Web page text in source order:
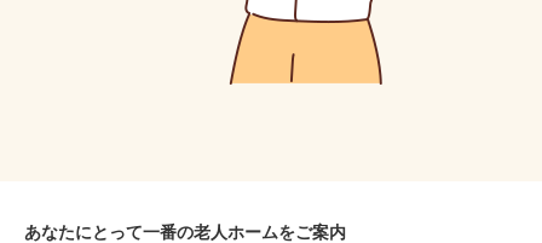
あなたにとって一番の老人ホームをご案内